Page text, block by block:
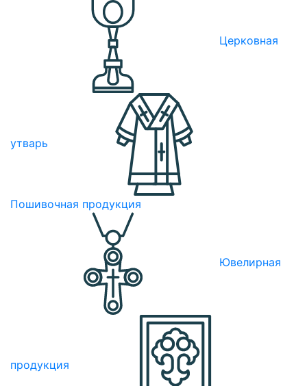
Церковная
утварь
Пошивочная продукция
Ювелирная
продукция